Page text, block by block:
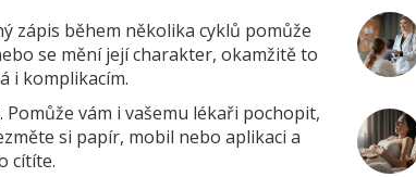
zápis během několika cyklů pomůže
se mění její charakter, okamžitě to
i komplikacím.
vám i vašemu lékaři pochopit,
si papír, mobil nebo aplikaci a
cítíte.